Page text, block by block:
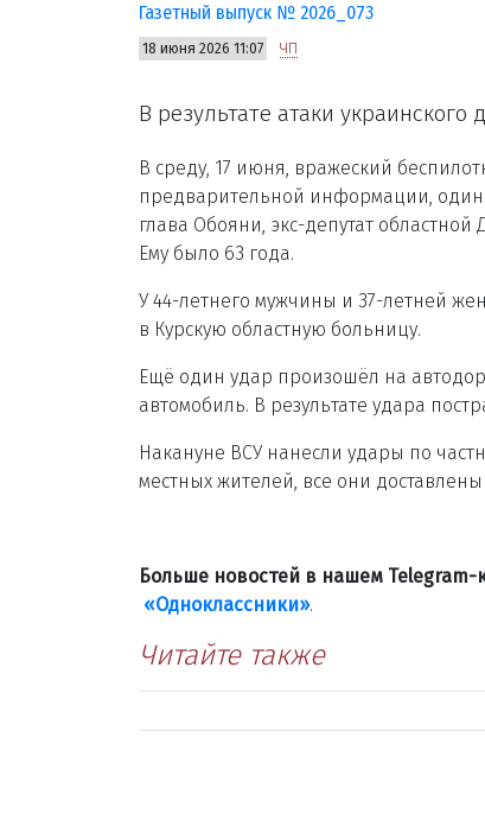
Газетный выпуск № 2026_073
18 июня 2026 11:07 ЧП
В результате атаки
В среду, 17 июня, вражеский
предварительной информации,
глава Обояни, экс-депутат
Ему было 63 года.
У 44-летнего мужчины и 37-летней
в Курскую областную больницу.
Ещё один удар произошёл на
автомобиль. В результате удара
Накануне ВСУ нанесли удары по
местных жителей, все они
Больше новостей в нашем Telegram-
«Одноклассники».
Читайте также